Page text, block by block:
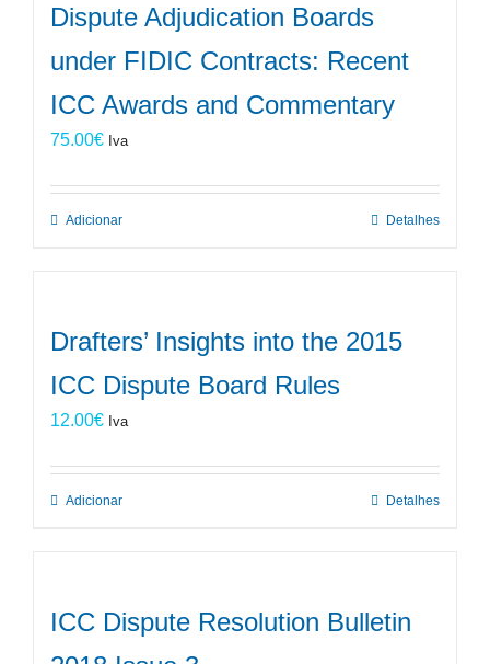
Dispute Adjudication Boards
under FIDIC Contracts: Recent
ICC Awards and Commentary
75.00€ Iva
Adicionar Detalhes
Drafters’ Insights into the 2015
ICC Dispute Board Rules
12.00€ Iva
Adicionar Detalhes
ICC Dispute Resolution Bulletin